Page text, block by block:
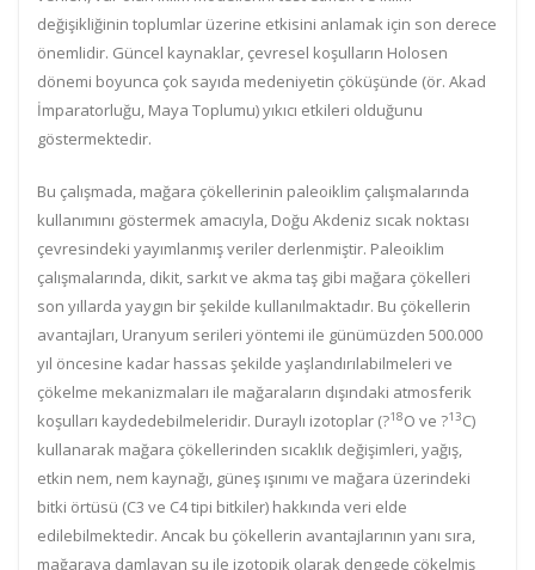
değişikliğinin toplumlar üzerine etkisini anlamak için son derece
önemlidir. Güncel kaynaklar, çevresel koşulların Holosen
dönemi boyunca çok sayıda medeniyetin çöküşünde (ör. Akad
İmparatorluğu, Maya Toplumu) yıkıcı etkileri olduğunu
göstermektedir.
Bu çalışmada, mağara çökellerinin paleoiklim çalışmalarında
kullanımını göstermek amacıyla, Doğu Akdeniz sıcak noktası
çevresindeki yayımlanmış veriler derlenmiştir. Paleoiklim
çalışmalarında, dikit, sarkıt ve akma taş gibi mağara çökelleri
son yıllarda yaygın bir şekilde kullanılmaktadır. Bu çökellerin
avantajları, Uranyum serileri yöntemi ile günümüzden 500.000
yıl öncesine kadar hassas şekilde yaşlandırılabilmeleri ve
çökelme mekanizmaları ile mağaraların dışındaki atmosferik
koşulları kaydedebilmeleridir. Duraylı izotoplar (?18O ve ?13C)
kullanarak mağara çökellerinden sıcaklık değişimleri, yağış,
etkin nem, nem kaynağı, güneş ışınımı ve mağara üzerindeki
bitki örtüsü (C3 ve C4 tipi bitkiler) hakkında veri elde
edilebilmektedir. Ancak bu çökellerin avantajlarının yanı sıra,
mağaraya damlayan su ile izotopik olarak dengede çökelmiş